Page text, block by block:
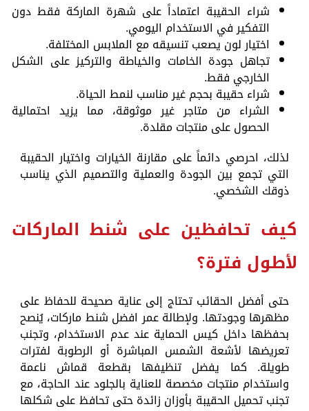
شراء الحقيبة اعتماداً على شهرة الماركة فقط دون
التفكير في الاستخدام اليومي.
اختيار لون يصعب تنسيقه مع الملابس المختلفة.
تجاهل جودة الخامات والخياطة والتركيز على الشكل
الخارجي فقط.
شراء حقيبة بحجم غير مناسب لنمط الحياة.
الشراء من متاجر غير موثوقة، مما يزيد احتمالية
الحصول على منتجات مقلدة.
لذلك، احرصي دائماً على مقارنة الخيارات واختيار الحقيبة
التي تجمع بين الجودة والعملية والتصميم الذي يناسب
ذوقك الشخصي.
كيف تحافظين على شنط الماركات
لأطول فترة؟
حتى أفضل الحقائب تحتاج إلى عناية صحيحة للحفاظ على
مظهرها وجودتها. ولإطالة عمر افضل شنط ماركات، يُنصح
بحفظها داخل كيس الحماية عند عدم الاستخدام، وتجنب
تعريضها لأشعة الشمس المباشرة أو الرطوبة لفترات
طويلة. كما يفضل تنظيفها بقطعة قماش ناعمة
واستخدام منتجات مخصصة للعناية بالجلود عند الحاجة، مع
تجنب تحميل الحقيبة بأوزان زائدة حتى تحافظ على شكلها